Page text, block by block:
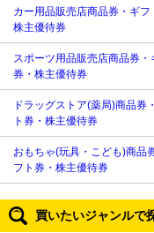
カー用品販売店商品券・ギフ
株主優待券
スポーツ用品販売店商品券・
券・株主優待券
ドラッグストア(薬局)商品券
ト券・株主優待券
おもちゃ(玩具・こども)商品
フト券・株主優待券
買いたいジャンルで